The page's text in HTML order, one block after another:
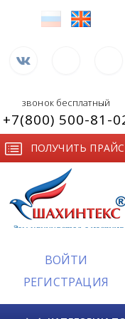
ВОЙТИ
РЕГИСТРАЦИЯ
звонок бесплатный
+7(800) 500-81-
ПОЛУЧИТЬ ПРАЙС